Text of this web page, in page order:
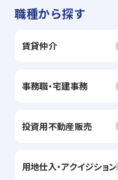
職種から探す
賃貸仲介
事務職・宅建事務
投資用不動産販売
用地仕入・アクイジション